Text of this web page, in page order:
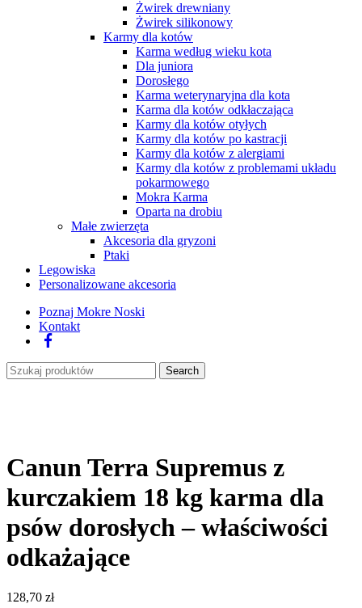
Żwirek drewniany
Żwirek silikonowy
Karmy dla kotów
Karma według wieku kota
Dla juniora
Dorosłego
Karma weterynaryjna dla kota
Karma dla kotów odkłaczająca
Karmy dla kotów otyłych
Karmy dla kotów po kastracji
Karmy dla kotów z alergiami
Karmy dla kotów z problemami układu
pokarmowego
Mokra Karma
Oparta na drobiu
Małe zwierzęta
Akcesoria dla gryzoni
Ptaki
Legowiska
Personalizowane akcesoria
Poznaj Mokre Noski
Kontakt
Search
Canun Terra Supremus z
kurczakiem 18 kg karma dla
psów dorosłych – właściwości
odkażające
128,70 zł